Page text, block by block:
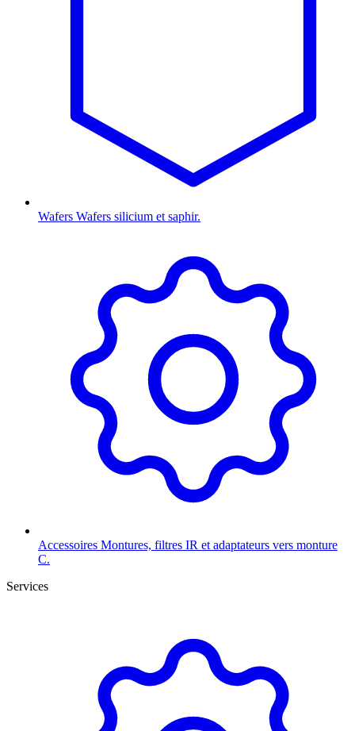
Wafers Wafers silicium et saphir.
Accessoires Montures, filtres IR et adaptateurs vers monture
C.
Services